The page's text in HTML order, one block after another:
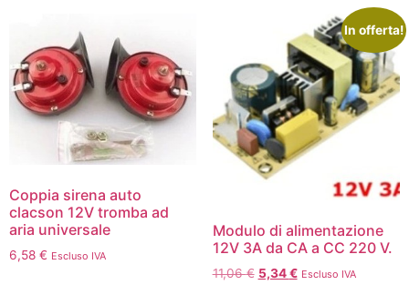
Coppia sirena auto
clacson 12V tromba ad
aria universale
6,58 € Escluso IVA
In offerta!
Modulo di alimentazione
12V 3A da CA a CC 220 V.
11,06€ 5,34€ Escluso IVA